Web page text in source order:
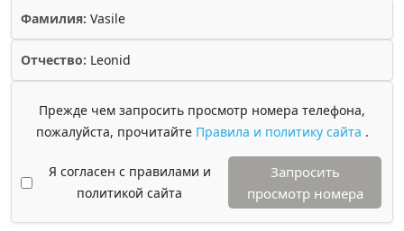
Фамилия: Vasile
Отчество: Leonid
Прежде чем запросить просмотр номера телефона,
пожалуйста, прочитайте Правила и политику сайта .
Я согласен с правилами и
политикой сайта
Запросить
просмотр номера